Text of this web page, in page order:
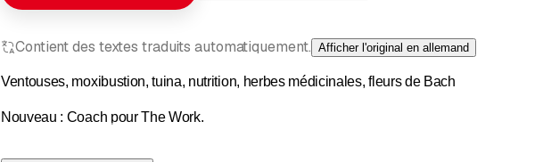
Contient des textes traduits automatiquement. Afficher l'original en allemand
Ventouses, moxibustion, tuina, nutrition, herbes médicinales, fleurs de Bach
Nouveau : Coach pour The Work.